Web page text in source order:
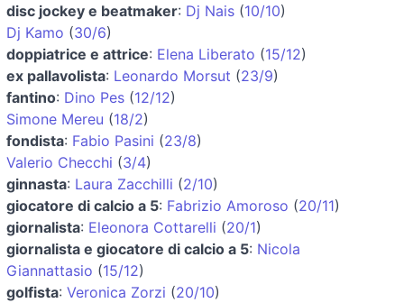
disc jockey e beatmaker: Dj Nais (10/10)
Dj Kamo (30/6)
doppiatrice e attrice: Elena Liberato (15/12)
ex pallavolista: Leonardo Morsut (23/9)
fantino: Dino Pes (12/12)
Simone Mereu (18/2)
fondista: Fabio Pasini (23/8)
Valerio Checchi (3/4)
ginnasta: Laura Zacchilli (2/10)
giocatore di calcio a 5: Fabrizio Amoroso (20/11)
giornalista: Eleonora Cottarelli (20/1)
giornalista e giocatore di calcio a 5: Nicola
Giannattasio (15/12)
golfista: Veronica Zorzi (20/10)